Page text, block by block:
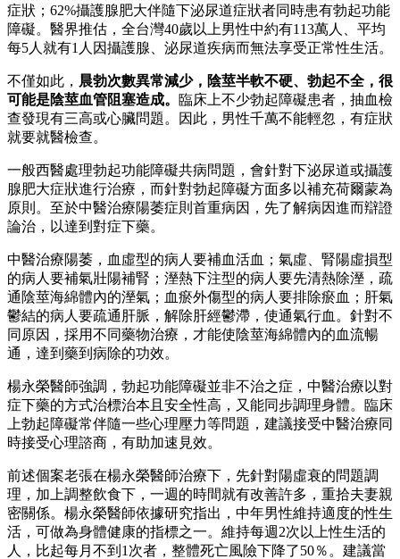
症狀；62%攝護腺肥大伴隨下泌尿道症狀者同時患有勃起功能
障礙。醫界推估，全台灣40歲以上男性中約有113萬人、平均
每5人就有1人因攝護腺、泌尿道疾病而無法享受正常性生活。
不僅如此， 晨勃次數異常減少，陰莖半軟不硬、勃起不全，很
可能是陰莖血管阻塞造成。 臨床上不少勃起障礙患者，抽血檢
查發現有三高或心臟問題。因此，男性千萬不能輕忽，有症狀
就要就醫檢查。
一般西醫處理勃起功能障礙共病問題，會針對下泌尿道或攝護
腺肥大症狀進行治療，而針對勃起障礙方面多以補充荷爾蒙為
原則。至於中醫治療陽萎症則首重病因，先了解病因進而辯證
論治，以達到對症下藥。
中醫治療陽萎，血虛型的病人要補血活血；氣虛、腎陽虛損型
的病人要補氣壯陽補腎；溼熱下注型的病人要先清熱除溼，疏
通陰莖海綿體內的溼氣；血瘀外傷型的病人要排除瘀血；肝氣
鬱結的病人要疏通肝脈，解除肝經鬱滯，使通氣行血。針對不
同原因，採用不同藥物治療，才能使陰莖海綿體內的血流暢
通，達到藥到病除的功效。
楊永榮醫師強調，勃起功能障礙並非不治之症，中醫治療以對
症下藥的方式治標治本且安全性高，又能同步調理身體。臨床
上勃起障礙常伴隨一些心理壓力等問題，建議接受中醫治療同
時接受心理諮商，有助加速見效。
前述個案老張在楊永榮醫師治療下，先針對陽虛衰的問題調
理，加上調整飲食下，一週的時間就有改善許多，重拾夫妻親
密關係。楊永榮醫師依據研究指出，中年男性維持適度的性生
活，可做為身體健康的指標之一。維持每週2次以上性生活的
人，比起每月不到1次者，整體死亡風險下降了50％。建議當